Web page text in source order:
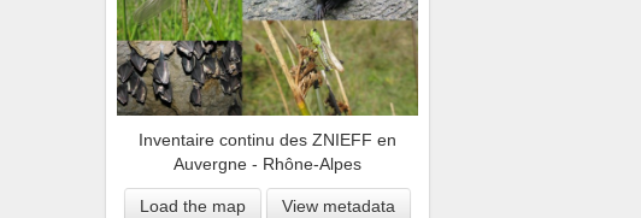
Inventaire continu des ZNIEFF en
Auvergne - Rhône-Alpes
Load the map View metadata